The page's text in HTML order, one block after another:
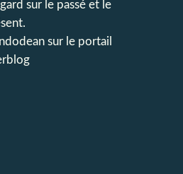
sur le passé et le
sur le portail